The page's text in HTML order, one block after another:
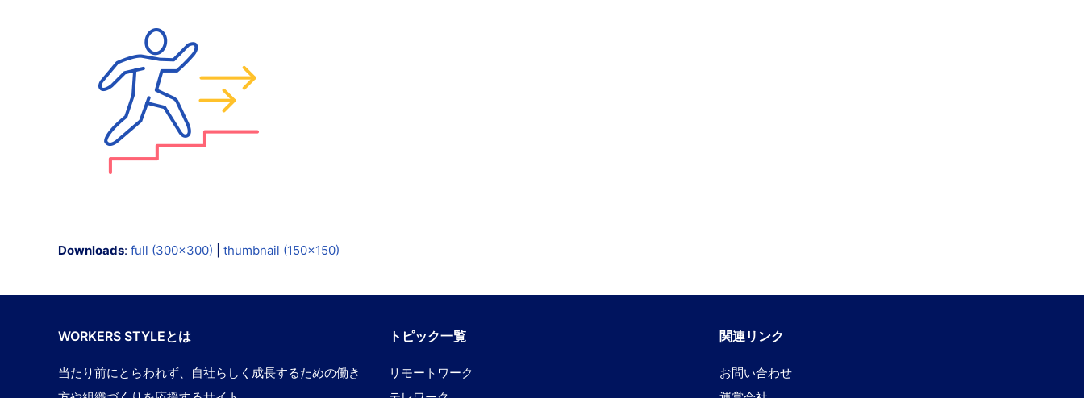
Downloads: full (300x300) thumbnail (150x150)
WORKERS STYLEとは
当たり前にとらわれず、自社らしく成長するための働き
トピック一覧
リモートワーク
関連リンク
お問い合わせ